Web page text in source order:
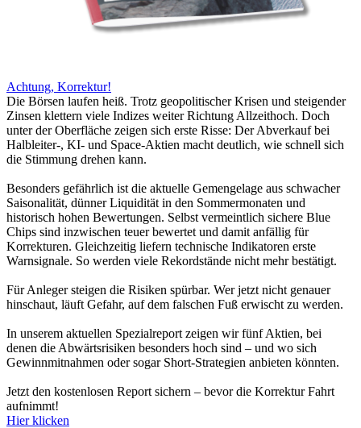
Achtung, Korrektur!
Die Börsen laufen heiß. Trotz geopolitischer Krisen und steigender
Zinsen klettern viele Indizes weiter Richtung Allzeithoch. Doch
unter der Oberfläche zeigen sich erste Risse: Der Abverkauf bei
Halbleiter-, KI- und Space-Aktien macht deutlich, wie schnell sich
die Stimmung drehen kann.
Besonders gefährlich ist die aktuelle Gemengelage aus schwacher
Saisonalität, dünner Liquidität in den Sommermonaten und
historisch hohen Bewertungen. Selbst vermeintlich sichere Blue
Chips sind inzwischen teuer bewertet und damit anfällig für
Korrekturen. Gleichzeitig liefern technische Indikatoren erste
Warnsignale. So werden viele Rekordstände nicht mehr bestätigt.
Für Anleger steigen die Risiken spürbar. Wer jetzt nicht genauer
hinschaut, läuft Gefahr, auf dem falschen Fuß erwischt zu werden.
In unserem aktuellen Spezialreport zeigen wir fünf Aktien, bei
denen die Abwärtsrisiken besonders hoch sind – und wo sich
Gewinnmitnahmen oder sogar Short-Strategien anbieten könnten.
Jetzt den kostenlosen Report sichern – bevor die Korrektur Fahrt
aufnimmt!
Hier klicken